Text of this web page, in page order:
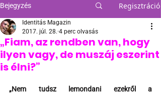
Bejegyzés Regisztráció
„Fiam, az rendben van, hogy
ilyen vagy, de muszáj eszerint
is élni?”
Identitás Magazin
2017. júl. 28. 4 perc olvasás
„Nem tudsz lemondani ezekről a